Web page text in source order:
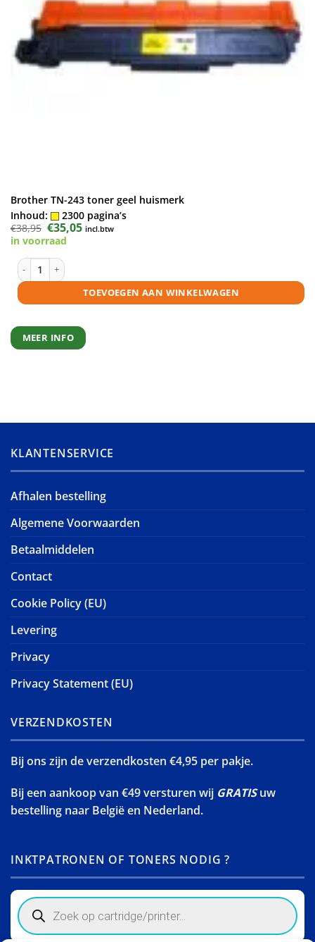
Brother TN-243 toner geel huismerk
Inhoud:
2300 pagina’s
€38,95 Oorspronkelijke
prijs
was:
€35,05Huidige
prijs
incl.btw
in voorraad
Brother TN-243 toner geel huismerk aantal
TOEVOEGEN AAN WINKELWAGEN
MEER INFO
KLANTENSERVICE
Afhalen bestelling
Algemene Voorwaarden
Betaalmiddelen
Contact
Cookie Policy (EU)
Levering
Privacy
Privacy Statement (EU)
VERZENDKOSTEN
Bij ons zijn de verzendkosten €4,95 per pakje.
Bij een aankoop van €49 versturen wij GRATISuw
bestelling naar België en Nederland.
INKTPATRONEN OF TONERS NODIG ?
Products
search